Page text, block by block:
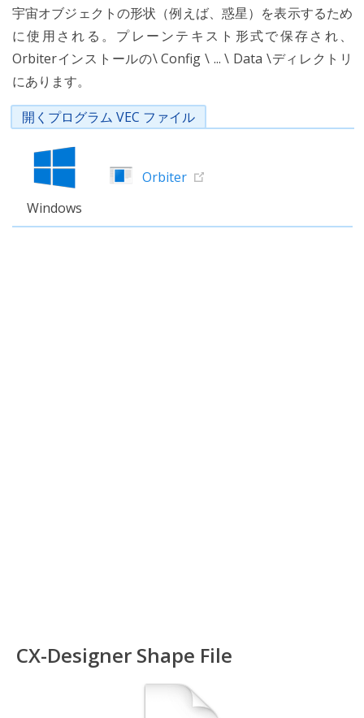
宇宙オブジェクトの形状（例えば、惑星）を表示するため
に使用される。プレーンテキスト形式で保存され、
Orbiterインストールの\ Config \ ... \ Data \ディレクトリ
にあります。
開くプログラム VEC ファイル
Windows
Orbiter
CX-Designer Shape File